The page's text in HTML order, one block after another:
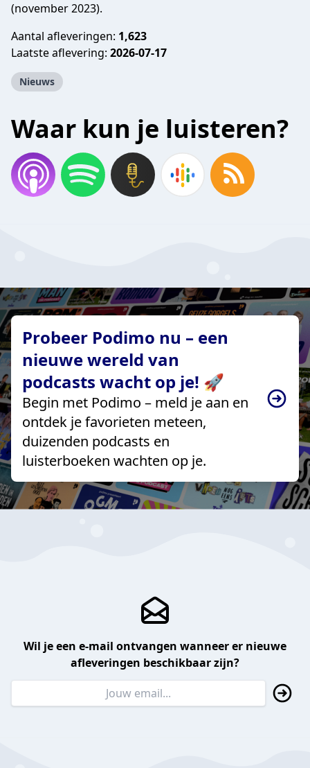
(november 2023).
Aantal afleveringen: 1,623
Laatste aflevering: 2026-07-17
Nieuws
Waar kun je luisteren?
Probeer Podimo nu – een
nieuwe wereld van
podcasts wacht op je! 🚀
Begin met Podimo – meld je aan en
ontdek je favorieten meteen,
duizenden podcasts en
luisterboeken wachten op je.
Wil je een e-mail ontvangen wanneer er nieuwe
afleveringen beschikbaar zijn?